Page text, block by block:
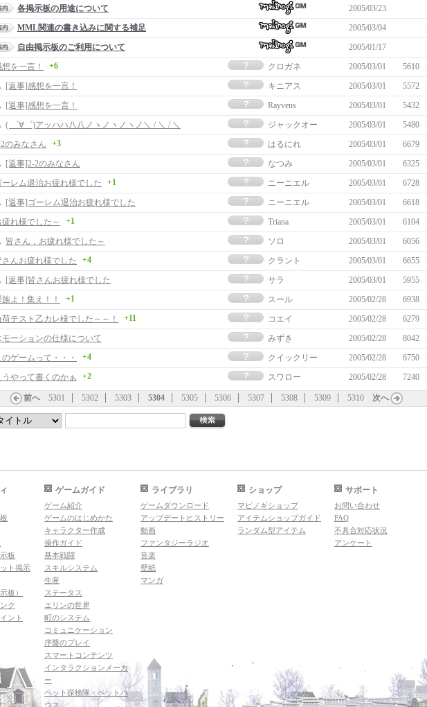
各掲示板の用途について
2005/03/23
MML関連の書き込みに関する補足
2005/03/04
自由掲示板のご利用について
2005/01/17
想を一言！
+6 クロガネ 2005/03/01
5610
[返事]感想を一言！
キニアス 2005/03/01
5572
[返事]感想を一言！
Rayvens 2005/03/01
5432
( ゜∀゜)アッハハ八八ノヽノヽノヽノ＼ / ＼ / ＼
ジャックオー 2005/03/01
5480
のみなさん
+3 はるにれ 2005/03/01
6679
[返事]2-2のみなさん
なつみ 2005/03/01
6325
ーレム退治お疲れ様でした
+1 ニーニエル 2005/03/01
6728
[返事]ゴーレム退治お疲れ様でした
ニーニエル 2005/03/01
6618
疲れ様でした～
+1 Triana 2005/03/01
6104
皆さん，お疲れ様でした～
ソロ 2005/03/01
6056
さんお疲れ様でした
+4 クラント 2005/03/01
6655
[返事]皆さんお疲れ様でした
サラ 2005/03/01
5955
族よ！集え！！
+1 スール 2005/02/28
6938
荷テスト乙カレ様でした～～！
+11 コエイ 2005/02/28
6279
モーションの仕様について
みずき 2005/02/28
8042
のゲームって・・・
+4 クイックリー 2005/02/28
6750
うやって書くのかぁ
+2 スワロー 2005/02/28 7240
前へ 5301 5302 5303 5304 5305 5306 5307 5308 5309 5310 次へ
板
ト掲示
板）
ク
ント
ゲームガイド
ゲーム紹介
ゲームのはじめかた
キャラクター作成
操作ガイド
基本戦闘
スキルシステム
生産
ステータス
エリンの世界
町のシステム
コミュニケーション
序盤のプレイ
スマートコンテンツ
インタラクションメーカ
ー
ペット探検隊・ペットハ
ウス
ライブラリ
ゲームダウンロード
アップデートヒストリー
動画
ファンタジーラジオ
音楽
壁紙
マンガ
ショップ
マビノギショップ
アイテムショップガイド
ランダム型アイテム
サポート
お問い合わせ
FAQ
不具合対応状況
アンケート